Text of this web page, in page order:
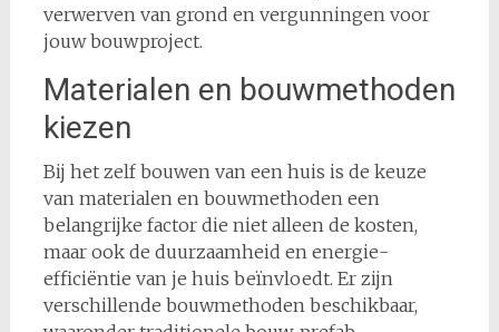
verwerven van grond en vergunningen voor
jouw bouwproject.
Materialen en bouwmethoden
kiezen
Bij het zelf bouwen van een huis is de keuze
van materialen en bouwmethoden een
belangrijke factor die niet alleen de kosten,
maar ook de duurzaamheid en energie-
efficiëntie van je huis beïnvloedt. Er zijn
verschillende bouwmethoden beschikbaar,